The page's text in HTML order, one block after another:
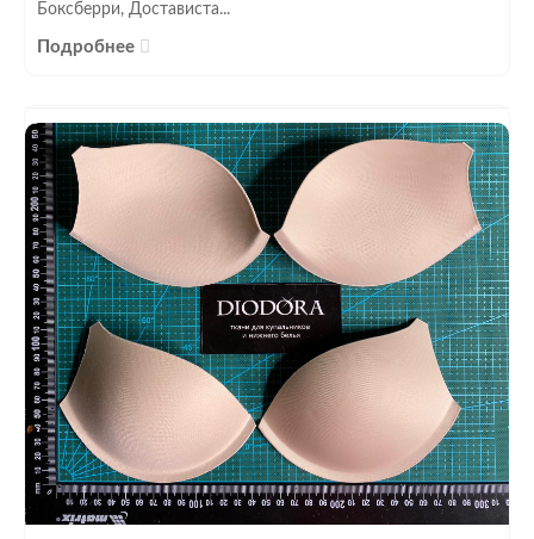
Боксберри, Достависта...
Подробнее